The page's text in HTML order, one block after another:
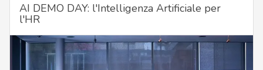
AI DEMO DAY: l'Intelligenza Artificiale per
l'HR